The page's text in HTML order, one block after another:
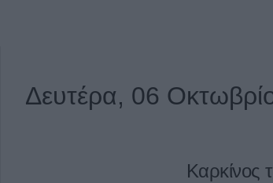
Δευτέρα, 06
Καρκίνος